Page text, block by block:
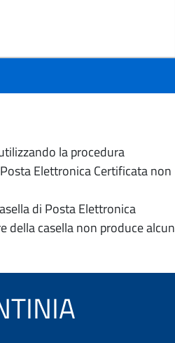
la procedura
Elettronica Certificata non
di Posta Elettronica
della casella non produce alcun